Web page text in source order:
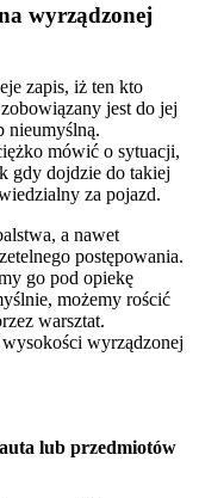
wyrządzonej
zapis, iż ten kto
jest do jej
nieumyślną.
mówić o sytuacji,
gdy dojdzie do takiej
za pojazd.
a nawet
postępowania.
go pod opiekę
możemy rościć
warsztat.
wyrządzonej
lub przedmiotów